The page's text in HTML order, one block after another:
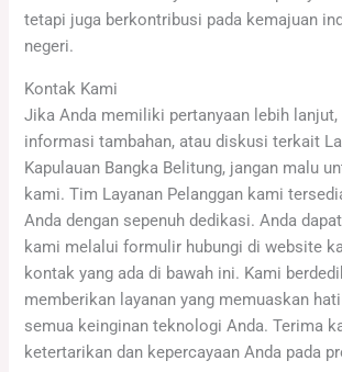
tetapi juga berkontribusi pada kemajuan
negeri.
Kontak Kami
Jika Anda memiliki pertanyaan lebih
informasi tambahan, atau diskusi terkait
Kapulauan Bangka Belitung, jangan malu
kami. Tim Layanan Pelanggan kami
Anda dengan sepenuh dedikasi. Anda
kami melalui formulir hubungi di website
kontak yang ada di bawah ini. Kami
memberikan layanan yang memuaskan
semua keinginan teknologi Anda. Terima
ketertarikan dan kepercayaan Anda pada